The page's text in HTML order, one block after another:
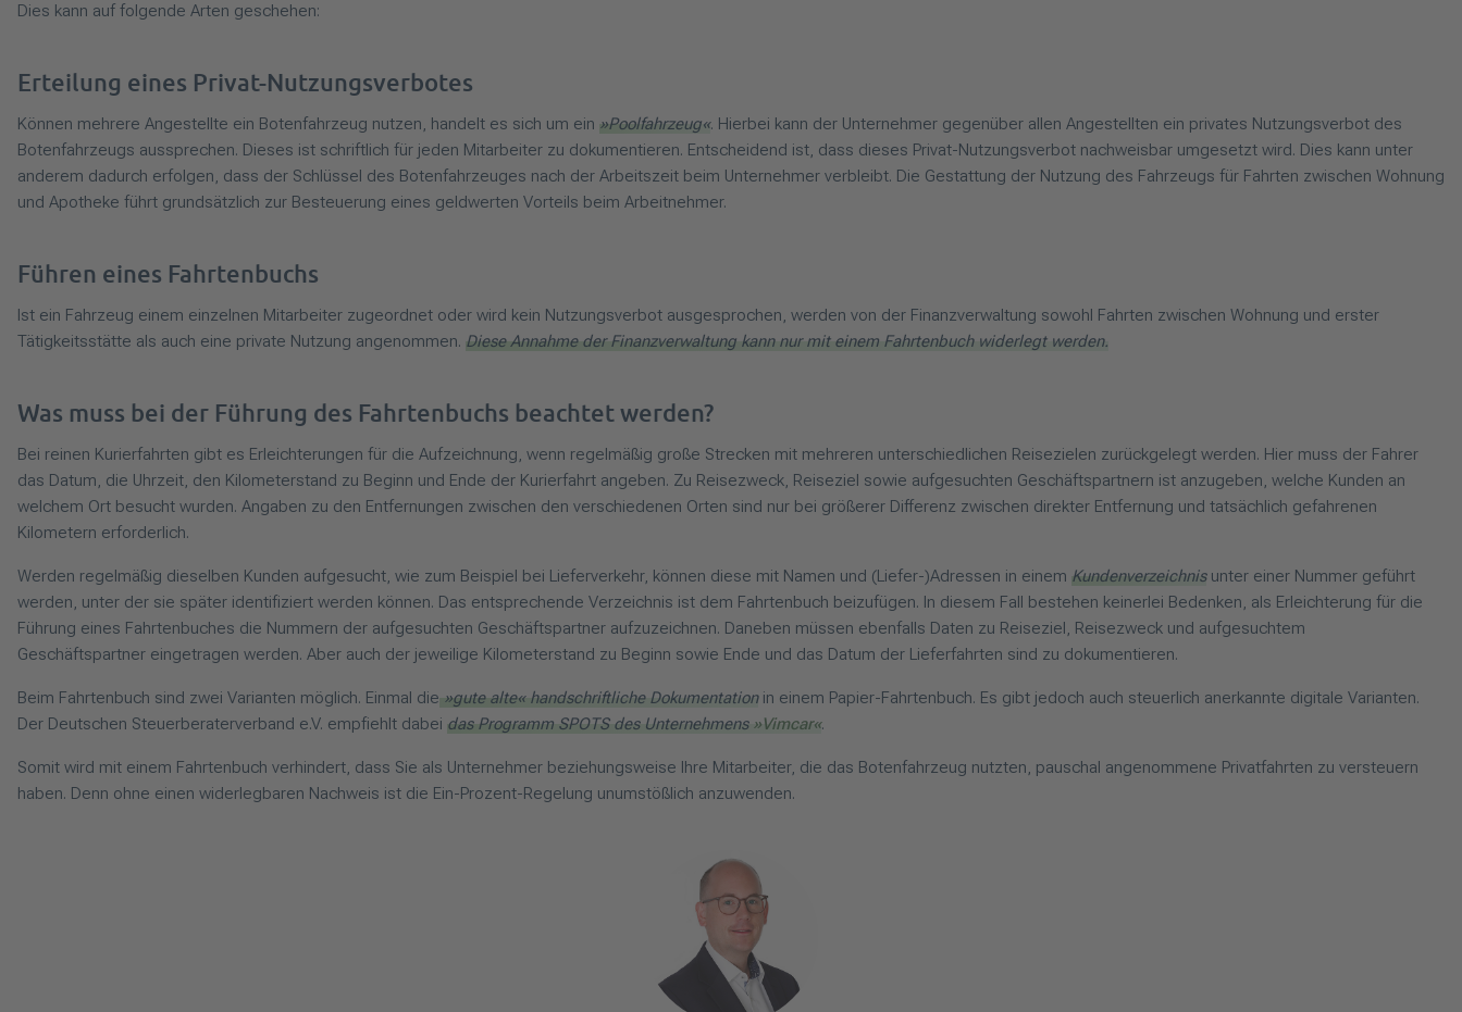
Dies kann auf folgende Arten geschehen:
Erteilung eines Privat-Nutzungsverbotes
Können mehrere Angestellte ein Botenfahrzeug nutzen, handelt es sich um ein »Poolfahrzeug«. Hierbei kann der Unternehmer gegenüber allen Angestellten ein privates Nutzungsverbot des
Botenfahrzeugs aussprechen. Dieses ist schriftlich für jeden Mitarbeiter zu dokumentieren. Entscheidend ist, dass dieses Privat-Nutzungsverbot nachweisbar umgesetzt wird. Dies kann unter
anderem dadurch erfolgen, dass der Schlüssel des Botenfahrzeuges nach der Arbeitszeit beim Unternehmer verbleibt. Die Gestattung der Nutzung des Fahrzeugs für Fahrten zwischen Wohnung
und Apotheke führt grundsätzlich zur Besteuerung eines geldwerten Vorteils beim Arbeitnehmer.
Führen eines Fahrtenbuchs
Ist ein Fahrzeug einem einzelnen Mitarbeiter zugeordnet oder wird kein Nutzungsverbot ausgesprochen, werden von der Finanzverwaltung sowohl Fahrten zwischen Wohnung und erster
Tätigkeitsstätte als auch eine private Nutzung angenommen. Diese Annahme der Finanzverwaltung kann nur mit einem Fahrtenbuch widerlegt werden.
Was muss bei der Führung des Fahrtenbuchs beachtet werden?
Bei reinen Kurierfahrten gibt es Erleichterungen für die Aufzeichnung, wenn regelmäßig große Strecken mit mehreren unterschiedlichen Reisezielen zurückgelegt werden. Hier muss der Fahrer
das Datum, die Uhrzeit, den Kilometerstand zu Beginn und Ende der Kurierfahrt angeben. Zu Reisezweck, Reiseziel sowie aufgesuchten Geschäftspartnern ist anzugeben, welche Kunden an
welchem Ort besucht wurden. Angaben zu den Entfernungen zwischen den verschiedenen Orten sind nur bei größerer Differenz zwischen direkter Entfernung und tatsächlich gefahrenen
Kilometern erforderlich.
Werden regelmäßig dieselben Kunden aufgesucht, wie zum Beispiel bei Lieferverkehr, können diese mit Namen und (Liefer-)Adressen in einem Kundenverzeichnisunter einer Nummer geführt
werden, unter der sie später identifiziert werden können. Das entsprechende Verzeichnis ist dem Fahrtenbuch beizufügen. In diesem Fall bestehen keinerlei Bedenken, als Erleichterung für die
Führung eines Fahrtenbuches die Nummern der aufgesuchten Geschäftspartner aufzuzeichnen. Daneben müssen ebenfalls Daten zu Reiseziel, Reisezweck und aufgesuchtem
Geschäftspartner eingetragen werden. Aber auch der jeweilige Kilometerstand zu Beginn sowie Ende und das Datum der Lieferfahrten sind zu dokumentieren.
Beim Fahrtenbuch sind zwei Varianten möglich. Einmal die »gute alte« handschriftliche Dokumentationin einem Papier-Fahrtenbuch. Es gibt jedoch auch steuerlich anerkannte digitale Varianten.
Der Deutschen Steuerberaterverband e.V. empfiehlt dabei das Programm SPOTS des Unternehmens »Vimcar«.
Somit wird mit einem Fahrtenbuch verhindert, dass Sie als Unternehmer beziehungsweise Ihre Mitarbeiter, die das Botenfahrzeug nutzten, pauschal angenommene Privatfahrten zu versteuern
haben. Denn ohne einen widerlegbaren Nachweis ist die Ein-Prozent-Regelung unumstößlich anzuwenden.